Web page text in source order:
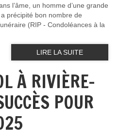
l’âme, un homme d’une grande
précipité bon nombre de
(RIP - Condoléances à la
LIRE LA SUITE
À RIVIÈRE-
POUR